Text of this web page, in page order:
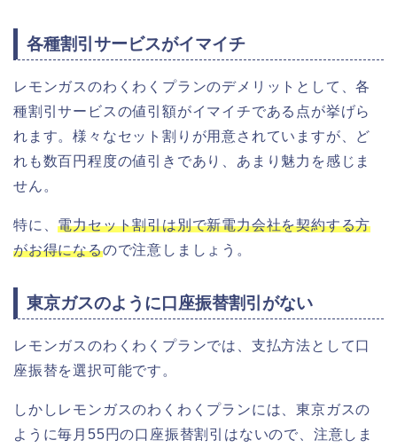
各種割引サービスがイマイチ
レモンガスのわくわくプランのデメリットとして、各
種割引サービスの値引額がイマイチである点が挙げら
れます。様々なセット割りが用意されていますが、ど
れも数百円程度の値引きであり、あまり魅力を感じま
せん。
特に、電力セット割引は別で新電力会社を契約する方
がお得になるので注意しましょう。
東京ガスのように口座振替割引がない
レモンガスのわくわくプランでは、支払方法として口
座振替を選択可能です。
しかしレモンガスのわくわくプランには、東京ガスの
ように毎月55円の口座振替割引はないので、注意しま